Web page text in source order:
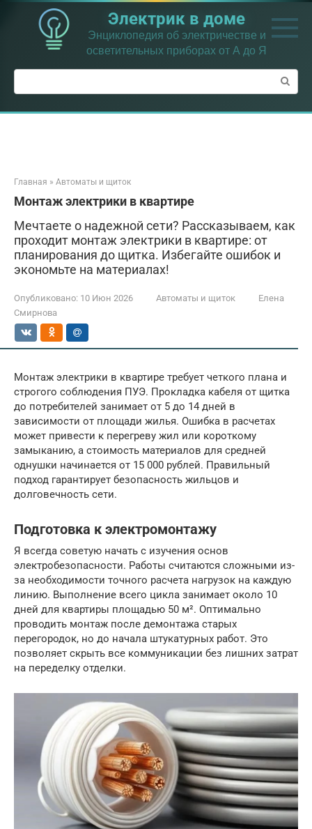
Перейти
контенту
Электрик в доме
Энциклопедия об электричестве и
осветительных приборах от А до Я
Поиск:
Главная » Автоматы и щиток
Монтаж электрики в квартире
Мечтаете о надежной сети? Рассказываем, как
проходит монтаж электрики в квартире: от
планирования до щитка. Избегайте ошибок и
экономьте на материалах!
Опубликовано: 10 Июн 2026 Автоматы и щиток
Елена
Смирнова
Монтаж электрики в квартире требует четкого плана и
строгого соблюдения ПУЭ. Прокладка кабеля от щитка
до потребителей занимает от 5 до 14 дней в
зависимости от площади жилья. Ошибка в расчетах
может привести к перегреву жил или короткому
замыканию, а стоимость материалов для средней
однушки начинается от 15 000 рублей. Правильный
подход гарантирует безопасность жильцов и
долговечность сети.
Подготовка к электромонтажу
Я всегда советую начать с изучения основ
электробезопасности. Работы считаются сложными из-
за необходимости точного расчета нагрузок на каждую
линию. Выполнение всего цикла занимает около 10
дней для квартиры площадью 50 м². Оптимально
проводить монтаж после демонтажа старых
перегородок, но до начала штукатурных работ. Это
позволяет скрыть все коммуникации без лишних затрат
на переделку отделки.